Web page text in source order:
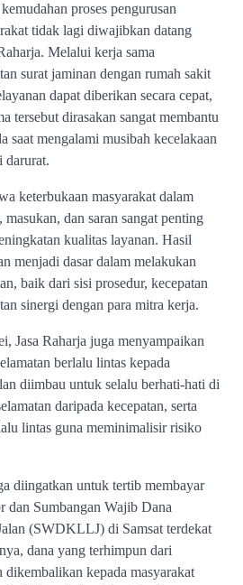
proses pengurusan
tidak lagi diwajibkan datang
Melalui kerja sama
surat jaminan dengan rumah sakit
dapat diberikan secara cepat,
tersebut dirasakan sangat membantu
saat mengalami musibah kecelakaan
darurat.
keterbukaan masyarakat dalam
dan saran sangat penting
kualitas layanan. Hasil
menjadi dasar dalam melakukan
baik dari sisi prosedur, kecepatan
sinergi dengan para mitra kerja.
Jasa Raharja juga menyampaikan
berlalu lintas kepada
diimbau untuk selalu berhati-hati di
daripada kecepatan, serta
lintas guna meminimalisir risiko
diingatkan untuk tertib membayar
dan Sumbangan Wajib Dana
(SWDKLLJ) di Samsat terdekat
dana yang terhimpun dari
kepada masyarakat